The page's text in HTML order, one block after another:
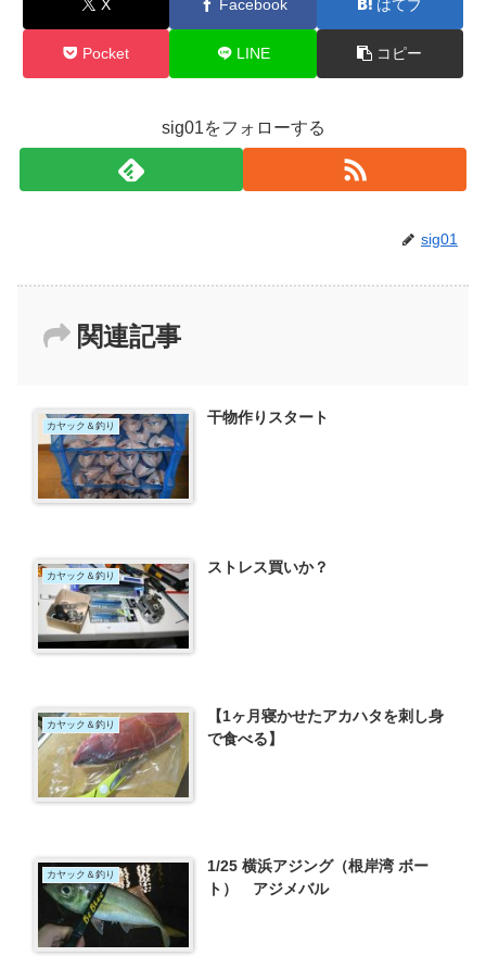
X Facebook はてブ
Pocket LINE コピー
sig01をフォローする
sig01
関連記事
カヤック＆釣り 干物作りスタート
カヤック＆釣り ストレス買いか？
カヤック＆釣り
【1ヶ月寝かせたアカハタを刺し身
で食べる】
カヤック＆釣り
1/25 横浜アジング（根岸湾 ボー
ト） アジメバル